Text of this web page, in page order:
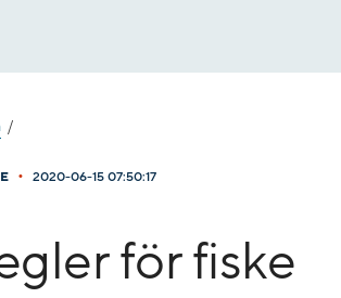
• 2020-06-15 07:50:17
för fiske